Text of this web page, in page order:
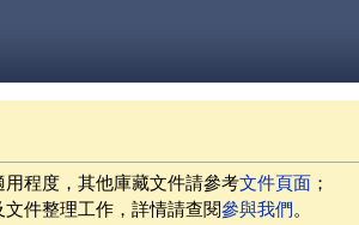
程度，其他庫藏文件請參考文件頁面 ；
件整理工作，詳情請查閱參與我們。